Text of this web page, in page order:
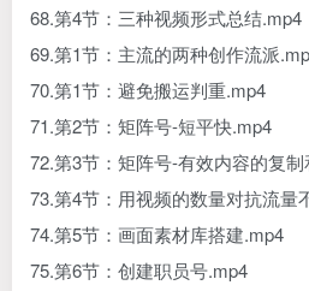
68.第4节：三种视频形式总结.mp4
69.第1节：主流的两种创作流派
70.第1节：避免搬运判重.mp4
71.第2节：矩阵号-短平快.mp4
72.第3节：矩阵号-有效内容的复
73.第4节：用视频的数量对抗流量
74.第5节：画面素材库搭建.mp4
75.第6节：创建职员号.mp4